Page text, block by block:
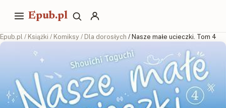
Epub.pl
Epub.pl / Książki / Komiksy / Dla dorosłych / Nasze małe ucieczki. Tom 4